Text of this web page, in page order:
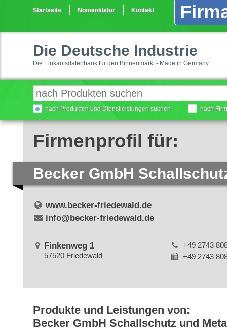
Startseite Nomenklatur Kontakt
Die Deutsche Industrie
Die Einkaufsdatenbank für den Binnenmarkt - Made in Germany
nach Produkten und Dienstleistungen suchen nach
Firmenprofil für:
Becker GmbH
www.becker-friedewald.de
info@becker-friedewald.de
Finkenweg 1
57520 Friedewald
+49 2743
+49 2743
Produkte und Leistungen von:
Becker GmbH Schallschutz und